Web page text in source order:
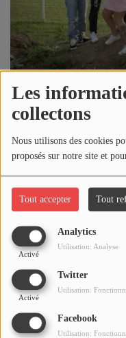
Les
collectons
Nous utilisons des cookies
proposés sur notre site et
Tout accepter Tout
Analytics
Activé
Utilisation: Analyse
Twitter
Activé
Utilisation:
Facebook
Utilisation:
PODCASTS - SAISON
NOS PROGRAMMES
ARCHIVES - SAISONS
VOS ÉMISSIONS EN
PHOTOS
ANNONCEURS &
VOTRE PUBLICITÉ SUR
LOCATION DE STUDIOS
ÉDUCATION AUX
L'INFORMATION
EN QUOI ÇA CONSISTE ?
ÉCOUTEZ LES
29 juin 2021 - 21:45
Écouter le podcast
Télécharger le podcast
29 juin 2021 !